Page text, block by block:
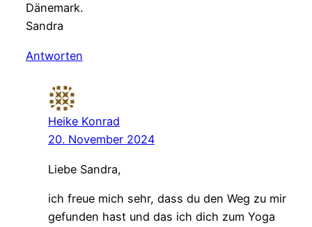
Dänemark.
Sandra
Antworten
Heike Konrad
20. November 2024
Liebe Sandra,
ich freue mich sehr, dass du den Weg zu mir
gefunden hast und das ich dich zum Yoga